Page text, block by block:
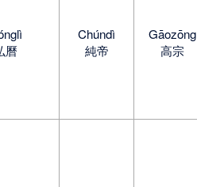
曆
Chúndì
純帝
Gāozōng
高宗